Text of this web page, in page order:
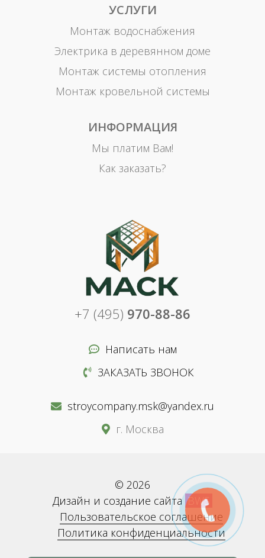
УСЛУГИ
Монтаж водоснабжения
Электрика в деревянном доме
Монтаж системы отопления
Монтаж кровельной системы
ИНФОРМАЦИЯ
Мы платим Вам!
Как заказать?
+7 (495) 970-88-86
Написать нам
ЗАКАЗАТЬ ЗВОНОК
stroycompany.msk@yandex.ru
г. Москва
© 2026
Дизайн и создание сайта BWS
Пользовательское соглашение
Политика конфиденциальности